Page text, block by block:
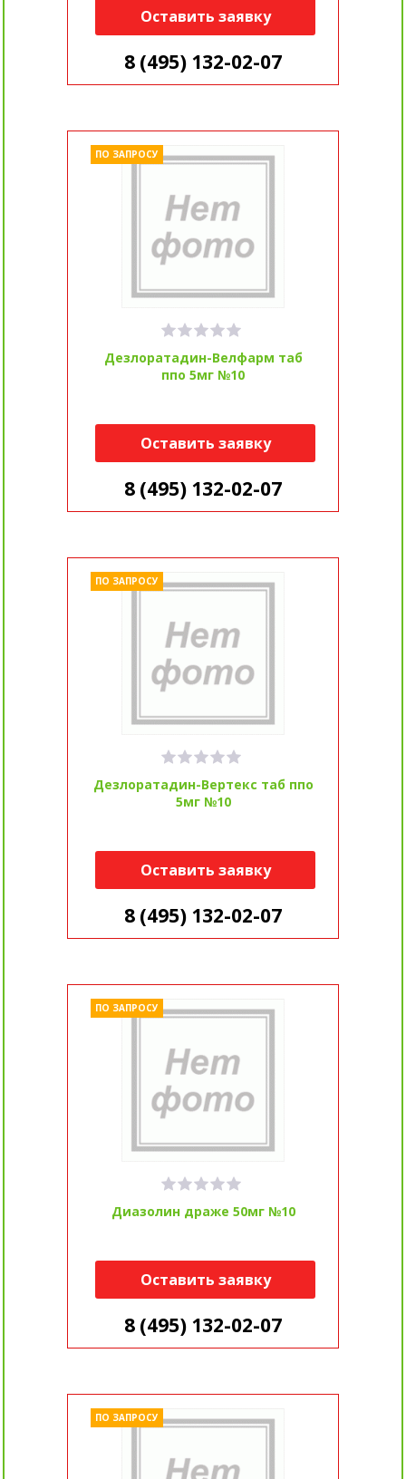
Оставить заявку
8 (495) 132-02-07
Дезлоратадин-Велфарм таб
ппо 5мг №10
ПО ЗАПРОСУ
Оставить заявку
8 (495) 132-02-07
Дезлоратадин-Вертекс таб ппо
5мг №10
ПО ЗАПРОСУ
Оставить заявку
8 (495) 132-02-07
Диазолин драже 50мг №10
ПО ЗАПРОСУ
Оставить заявку
8 (495) 132-02-07
ПО ЗАПРОСУ